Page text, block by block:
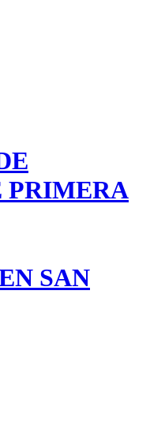
PRIMERA
SAN